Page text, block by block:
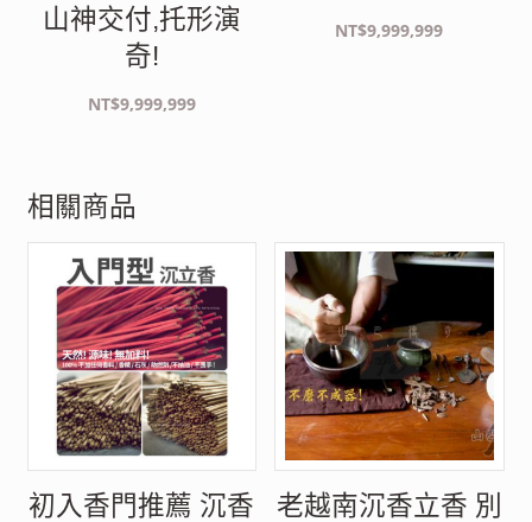
山神交付,托形演
奇!
NT$9,999,999
NT$9,999,999
相關商品
初入香門推薦 沉香
老越南沉香立香 別